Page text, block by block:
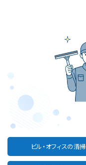
ビル・オフィスの清掃